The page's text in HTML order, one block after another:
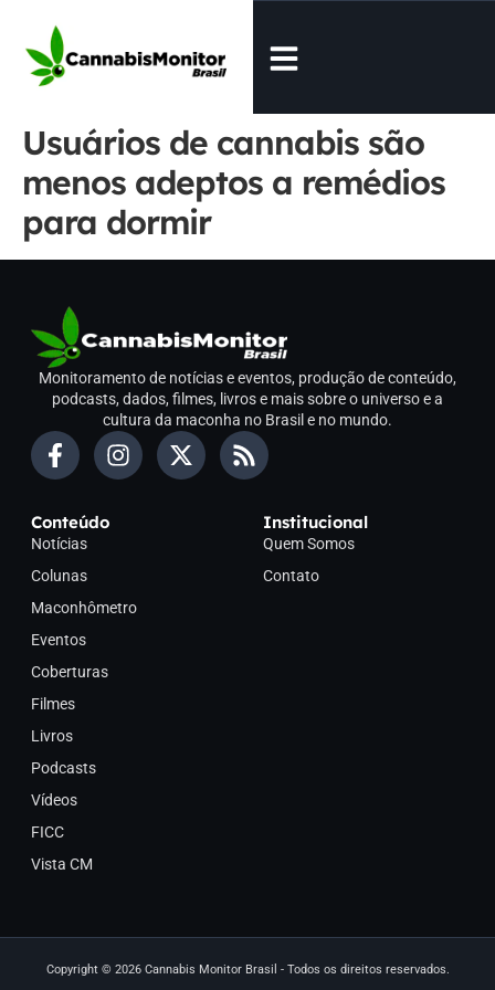
Usuários de cannabis são
menos adeptos a remédios
para dormir
Monitoramento de notícias e eventos, produção de conteúdo,
podcasts, dados, filmes, livros e mais sobre o universo e a
cultura da maconha no Brasil e no mundo.
Conteúdo
Notícias
Colunas
Maconhômetro
Eventos
Coberturas
Filmes
Livros
Podcasts
Vídeos
FICC
Vista CM
Institucional
Quem Somos
Contato
Copyright © 2026 Cannabis Monitor Brasil - Todos os direitos reservados.